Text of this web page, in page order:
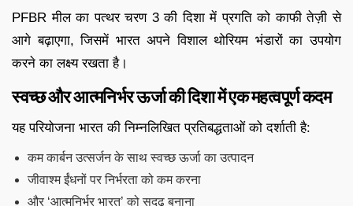
PFBR मील का पत्थर चरण 3 की दिशा में प्रगति को काफी तेज़ी से
आगे बढ़ाएगा, जिसमें भारत अपने विशाल थोरियम भंडारों का उपयोग
करने का लक्ष्य रखता है।
स्वच्छ और आत्मनिर्भर ऊर्जा की दिशा में एक महत्वपूर्ण कदम
यह परियोजना भारत की निम्नलिखित प्रतिबद्धताओं को दर्शाती है:
कम कार्बन उत्सर्जन के साथ स्वच्छ ऊर्जा का उत्पादन
जीवाश्म ईंधनों पर निर्भरता को कम करना
और ‘आत्मनिर्भर भारत’ को सुदृढ़ बनाना